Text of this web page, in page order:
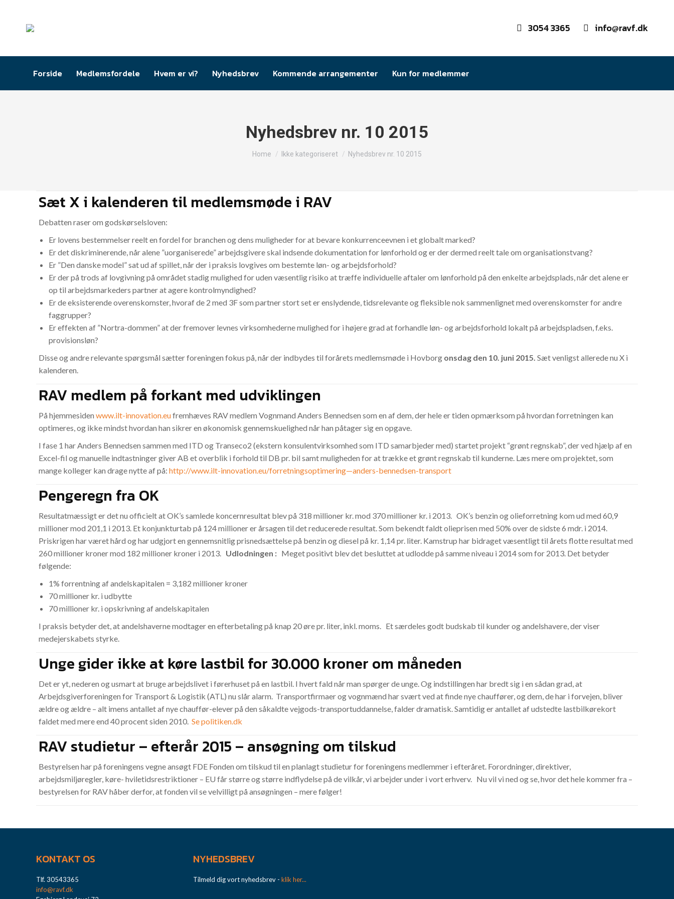
3054 3365 info@ravf.dk
Forside Medlemsfordele Hvem er vi? Nyhedsbrev Kommende arrangementer Kun for medlemmer
Nyhedsbrev nr. 10 2015
You are here:
Home Ikke kategoriseret Nyhedsbrev nr. 10 2015
Sæt X i kalenderen til medlemsmøde i RAV
Debatten raser om godskørselsloven:
Er lovens bestemmelser reelt en fordel for branchen og dens muligheder for at bevare konkurrenceevnen i et globalt marked?
Er det diskriminerende, når alene ”uorganiserede” arbejdsgivere skal indsende dokumentation for lønforhold og er der dermed reelt tale om organisationstvang?
Er ”Den danske model” sat ud af spillet, når der i praksis lovgives om bestemte løn- og arbejdsforhold?
Er der på trods af lovgivning på området stadig mulighed for uden væsentlig risiko at træffe individuelle aftaler om lønforhold på den enkelte arbejdsplads, når det alene er
op til arbejdsmarkeders partner at agere kontrolmyndighed?
Er de eksisterende overenskomster, hvoraf de 2 med 3F som partner stort set er enslydende, tidsrelevante og fleksible nok sammenlignet med overenskomster for andre
faggrupper?
Er effekten af ”Nortra-dommen” at der fremover levnes virksomhederne mulighed for i højere grad at forhandle løn- og arbejdsforhold lokalt på arbejdspladsen, f.eks.
provisionsløn?
Disse og andre relevante spørgsmål sætter foreningen fokus på, når der indbydes til forårets medlemsmøde i Hovborg onsdag den 10. juni 2015. Sæt venligst allerede nu X i
kalenderen.
RAV medlem på forkant med udviklingen
På hjemmesiden www.ilt-innovation.eufremhæves RAV medlem Vognmand Anders Bennedsen som en af dem, der hele er tiden opmærksom på hvordan forretningen kan
optimeres, og ikke mindst hvordan han sikrer en økonomisk gennemskuelighed når han påtager sig en opgave.
I fase 1 har Anders Bennedsen sammen med ITD og Transeco2 (ekstern konsulentvirksomhed som ITD samarbjeder med) startet projekt “grønt regnskab”, der ved hjælp af en
Excel-fil og manuelle indtastninger giver AB et overblik i forhold til DB pr. bil samt muligheden for at trække et grønt regnskab til kunderne. Læs mere om projektet, som
mange kolleger kan drage nytte af på: http://www.ilt-innovation.eu/forretningsoptimering—anders-bennedsen-transport
Pengeregn fra OK
Resultatmæssigt er det nu officielt at OK’s samlede koncernresultat blev på 318 millioner kr. mod 370 millioner kr. i 2013. OK’s benzin og olieforretning kom ud med 60,9
millioner mod 201,1 i 2013. Et konjunkturtab på 124 millioner er årsagen til det reducerede resultat. Som bekendt faldt olieprisen med 50% over de sidste 6 mdr. i 2014.
Priskrigen har været hård og har udgjort en gennemsnitlig prisnedsættelse på benzin og diesel på kr. 1,14 pr. liter. Kamstrup har bidraget væsentligt til årets flotte resultat med
260 millioner kroner mod 182 millioner kroner i 2013. Udlodningen : Meget positivt blev det besluttet at udlodde på samme niveau i 2014 som for 2013. Det betyder
følgende:
1% forrentning af andelskapitalen = 3,182 millioner kroner
70 millioner kr. i udbytte
70 millioner kr. i opskrivning af andelskapitalen
I praksis betyder det, at andelshaverne modtager en efterbetaling på knap 20 øre pr. liter, inkl. moms. Et særdeles godt budskab til kunder og andelshavere, der viser
medejerskabets styrke.
Unge gider ikke at køre lastbil for 30.000 kroner om måneden
Det er yt, nederen og usmart at bruge arbejdslivet i førerhuset på en lastbil. I hvert fald når man spørger de unge. Og indstillingen har bredt sig i en sådan grad, at
Arbejdsgiverforeningen for Transport & Logistik (ATL) nu slår alarm. Transportfirmaer og vognmænd har svært ved at finde nye chauffører, og dem, de har i forvejen, bliver
ældre og ældre – alt imens antallet af nye chauffør-elever på den såkaldte vejgods-transportuddannelse, falder dramatisk. Samtidig er antallet af udstedte lastbilkørekort
faldet med mere end 40 procent siden 2010. Se politiken.dk
RAV studietur – efterår 2015 – ansøgning om tilskud
Bestyrelsen har på foreningens vegne ansøgt FDE Fonden om tilskud til en planlagt studietur for foreningens medlemmer i efteråret. Forordninger, direktiver,
arbejdsmiljøregler, køre- hviletidsrestriktioner – EU får større og større indflydelse på de vilkår, vi arbejder under i vort erhverv. Nu vil vi ned og se, hvor det hele kommer fra –
bestyrelsen for RAV håber derfor, at fonden vil se velvilligt på ansøgningen – mere følger!
KONTAKT OS
Tlf. 30543365
info@ravf.dk
NYHEDSBREV
Tilmeld dig vort nyhedsbrev - klik her...